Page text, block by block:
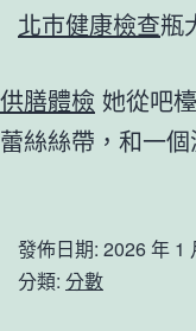
北巿健康檢查瓶
供膳體檢 她從吧
蕾絲絲帶，和一
發佈日期: 2026 年 1
分類: 分數